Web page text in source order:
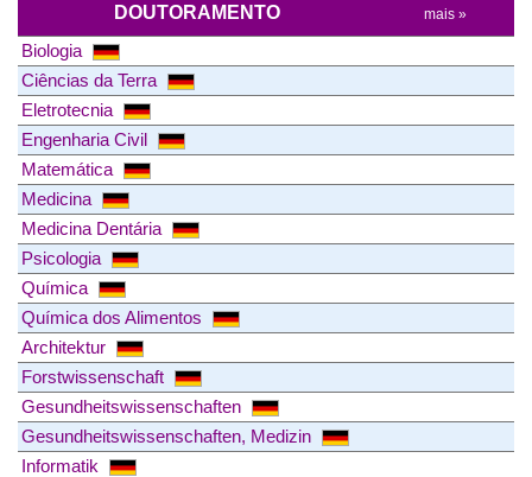
DOUTORAMENTO mais »
Biologia
Ciências da Terra
Eletrotecnia
Engenharia Civil
Matemática
Medicina
Medicina Dentária
Psicologia
Química
Química dos Alimentos
Architektur
Forstwissenschaft
Gesundheitswissenschaften
Gesundheitswissenschaften, Medizin
Informatik